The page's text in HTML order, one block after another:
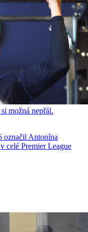
možná nepřál.
označil Antonína
celé Premier League